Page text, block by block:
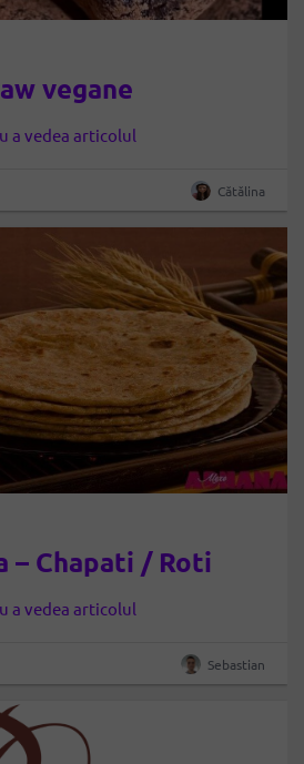
vegane
a vedea articolul
Cătălina
– Chapati / Roti
a vedea articolul
Sebastian